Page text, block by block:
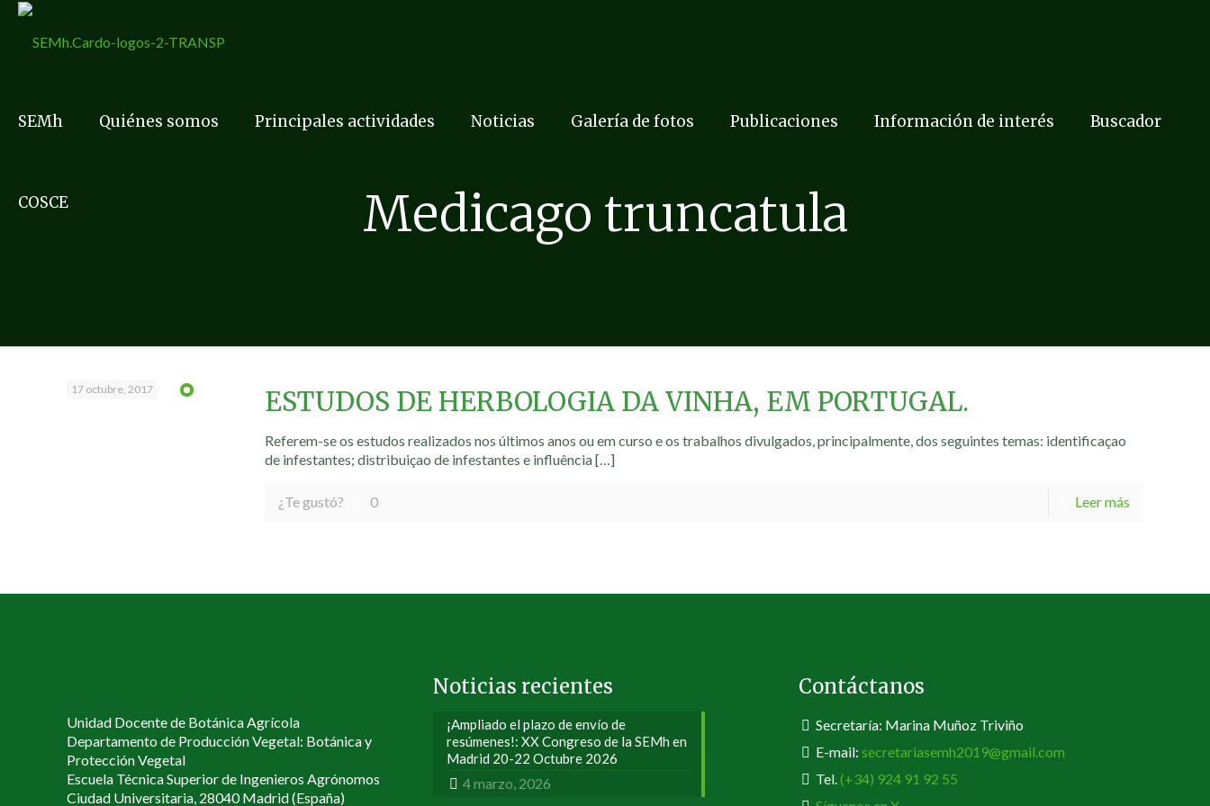
SEMh Quiénes somos Principales actividades Noticias Galería de fotos Publicaciones Información de interés Buscador
COSCE Medicago truncatula
17 octubre, 2017 ESTUDOS DE HERBOLOGIA DA VINHA, EM PORTUGAL.
Referem-se os estudos realizados nos últimos anos ou em curso e os trabalhos divulgados, principalmente, dos seguintes temas: identificaçao
de infestantes; distribuiçao de infestantes e influência[…]
¿Te gustó? 0 Leer más
Unidad Docente de Botánica Agrícola
Departamento de Producción Vegetal: Botánica y
Protección Vegetal
Escuela Técnica Superior de Ingenieros Agrónomos
Ciudad Universitaria, 28040 Madrid (España)
Noticias recientes
¡Ampliado el plazo de envío de
resúmenes!: XX Congreso de la SEMh en
Madrid 20-22 Octubre 2026
4 marzo, 2026
Contáctanos
Secretaría: Marina Muñoz Triviño
E-mail: secretariasemh2019@gmail.com
Tel. (+34) 924 91 92 55